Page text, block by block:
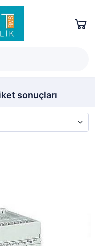
sonuçları